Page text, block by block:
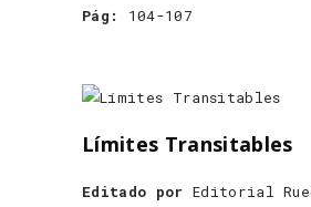
Pág:
104-107
Límites Transitables
Editado por Editorial